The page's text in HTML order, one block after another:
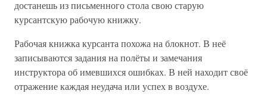
достанешь из письменного стола свою старую
курсантскую рабочую книжку.
Рабочая книжка курсанта похожа на блокнот. В неё
записываются задания на полёты и замечания
инструктора об имевшихся ошибках. В ней находит своё
отражение каждая неудача или успех в воздухе.